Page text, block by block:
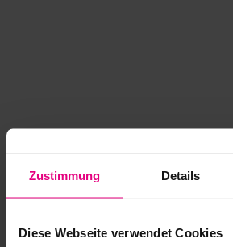
Zustimmung Details
Diese Webseite verwendet Cookies